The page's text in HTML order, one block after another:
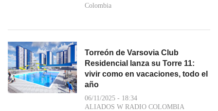
Colombia
Torreón de Varsovia Club
Residencial lanza su Torre 11:
vivir como en vacaciones, todo el
año
06/11/2025 - 18:34
ALIADOS W RADIO COLOMBIA